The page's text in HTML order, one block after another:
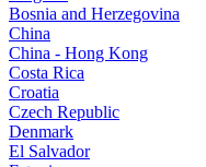
Bosnia and Herzegovina
China
China - Hong Kong
Costa Rica
Croatia
Czech Republic
Denmark
El Salvador